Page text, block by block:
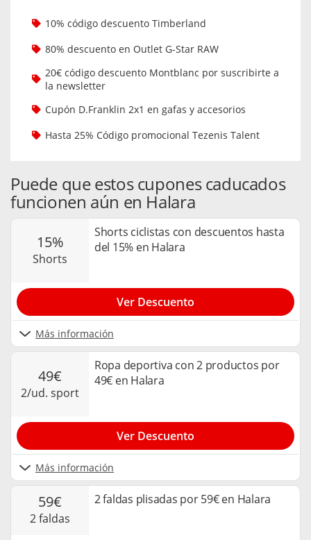
10% código descuento Timberland
80% descuento en Outlet G-Star RAW
20€ código descuento Montblanc por suscribirte a
la newsletter
Cupón D.Franklin 2x1 en gafas y accesorios
Hasta 25% Código promocional Tezenis Talent
Puede que estos cupones caducados
funcionen aún en Halara
15%
shorts
Shorts ciclistas con descuentos hasta
del 15% en Halara
Más información
Ver Descuento
49€
2/ud. sport
Ropa deportiva con 2 productos por
49€ en Halara
Más información
Ver Descuento
59€
2 faldas
2 faldas plisadas por 59€ en Halara